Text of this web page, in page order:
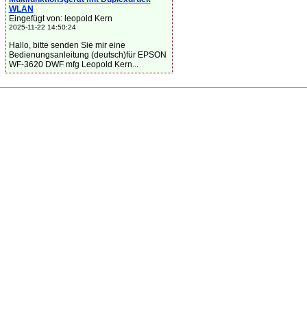
WLAN
Eingefügt von: leopold Kern
2025-11-22 14:50:24
Hallo, bitte senden Sie mir eine
Bedienungsanleitung (deutsch)für EPSON
WF-3620 DWF mfg Leopold Kern...